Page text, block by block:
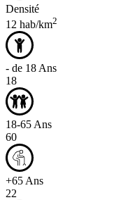
Densité
12 hab/km2
- de 18 Ans
18
18-65 Ans
60
+65 Ans
22